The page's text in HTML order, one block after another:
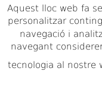
Aquest lloc utilitza
brossa. Apreneu
comentaris.
Aquest lloc web fa
personalitzar
navegació i
navegant
tecnologia al nostre